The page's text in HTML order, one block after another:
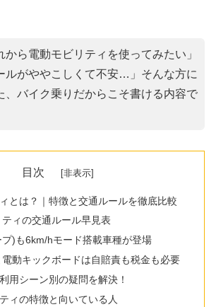
から電動モビリティを使ってみたい」
ルがややこしくて不安…」そんな方に
、バイク乗りだからこそ書ける内容で
目次
とは？｜特徴と交通ルールを徹底比較
ィの交通ルール早見表
)も6km/hモード搭載車種が登場
動キックボードは自賠責も税金も必要
用シーン別の疑問を解決！
ィの特徴と向いている人